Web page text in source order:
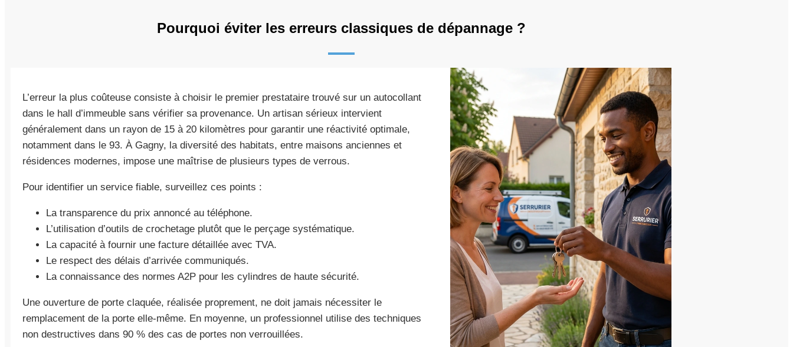
Pourquoi éviter les erreurs classiques de dépannage ?
L’erreur la plus coûteuse consiste à choisir le premier prestataire trouvé sur un autocollant
dans le hall d’immeuble sans vérifier sa provenance. Un artisan sérieux intervient
généralement dans un rayon de 15 à 20 kilomètres pour garantir une réactivité optimale,
notamment dans le 93. À Gagny, la diversité des habitats, entre maisons anciennes et
résidences modernes, impose une maîtrise de plusieurs types de verrous.
Pour identifier un service fiable, surveillez ces points :
La transparence du prix annoncé au téléphone.
L’utilisation d’outils de crochetage plutôt que le perçage systématique.
La capacité à fournir une facture détaillée avec TVA.
Le respect des délais d’arrivée communiqués.
La connaissance des normes A2P pour les cylindres de haute sécurité.
Une ouverture de porte claquée, réalisée proprement, ne doit jamais nécessiter le
remplacement de la porte elle-même. En moyenne, un professionnel utilise des techniques
non destructives dans 90 % des cas de portes non verrouillées.